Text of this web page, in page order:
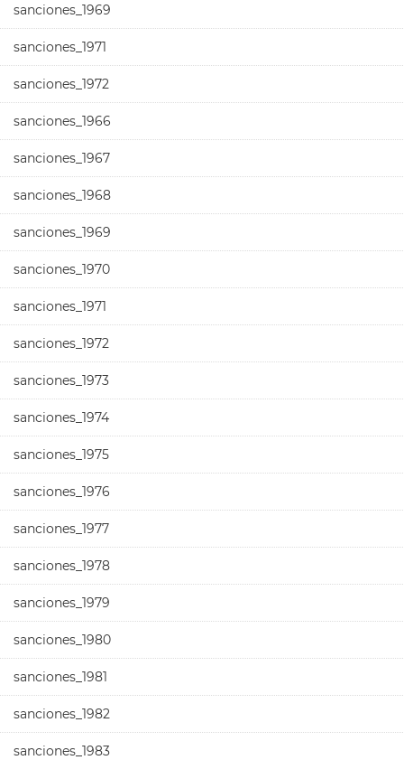
sanciones_1969
sanciones_1971
sanciones_1972
sanciones_1966
sanciones_1967
sanciones_1968
sanciones_1969
sanciones_1970
sanciones_1971
sanciones_1972
sanciones_1973
sanciones_1974
sanciones_1975
sanciones_1976
sanciones_1977
sanciones_1978
sanciones_1979
sanciones_1980
sanciones_1981
sanciones_1982
sanciones_1983